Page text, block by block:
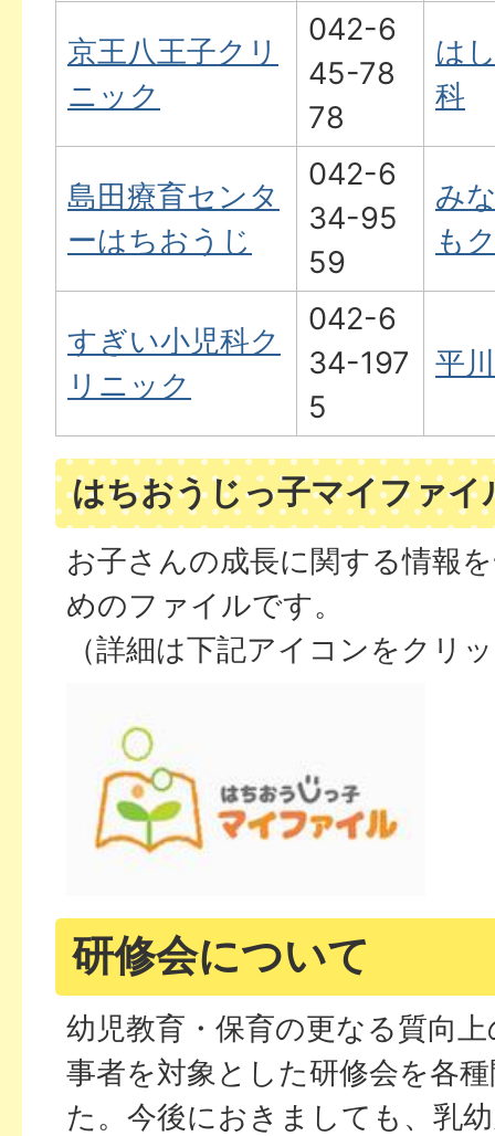
京王八王子クリ
ニック
042-6
45-78
78
は
科
島田療育センタ
ーはちおうじ
042-6
34-95
59
み
も
すぎい小児科ク
リニック
042-6
34-197
5
平
はちおうじっ子マイファイ
お子さんの成長に関する情報
めのファイルです。
（詳細は下記アイコンをクリ
研修会について
幼児教育・保育の更なる質向
事者を対象とした研修会を各
た。今後におきましても、乳